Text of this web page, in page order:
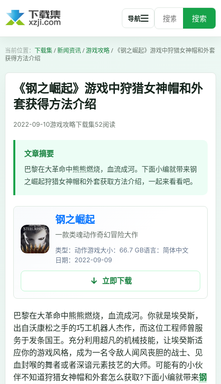
搜索
导航
下载集/新闻资讯/游戏攻略/ 《钢之崛起》游戏中狩猎女神帽和外套
获得方法介绍
《钢之崛起》游戏中狩猎女神帽和外
套获得方法介绍
2022-09-10游戏攻略下载集52阅读
文章摘要
巴黎在大革命中熊熊燃烧，血流成河。下面小编就带来钢
之崛起狩猎女神帽和外套获取方法介绍，一起来看看吧。
钢之崛起
一款类魂动作奇幻冒险大作
类型：动作游戏大小：66.7 GB语言：简体中文
日期：2022-09-09
立即下载
巴黎在大革命中熊熊燃烧，血流成河。你就是埃癸斯，
出自沃康松之手的巧工机器人杰作，而这位工程师曾服
务于发条国王。充分利用超凡的机械技能，让埃癸斯适
应你的游戏风格，成为一名令敌人闻风丧胆的战士、见
血封喉的舞者或者深谙元素技艺的大师。可能有的小伙
伴不知道狩猎女神帽和外套怎么获取?下面小编就带来钢